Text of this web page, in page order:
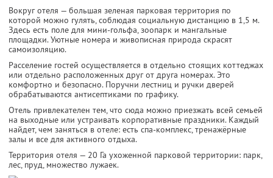
Вокруг отеля — большая зеленая парковая территория по
которой можно гулять, соблюдая социальную дистанцию в 1,5 м.
Здесь есть поле для мини-гольфа, зоопарк и мангальные
площадки. Уютные номера и живописная природа скрасят
самоизоляцию.
Расселение гостей осуществляется в отдельно стоящих коттеджах
или отдельно расположенных друг от друга номерах. Это
комфортно и безопасно. Поручни лестниц и ручки дверей
обрабатываются антисептиками по графику.
Отель привлекателен тем, что сюда можно приезжать всей семьей
на выходные или устраивать корпоративные праздники. Каждый
найдет, чем заняться в отеле: есть спа-комплекс, тренажёрные
залы и все для активного отдыха.
Территория отеля — 20 Га ухоженной парковой территории: парк,
лес, пруд, множество лужаек.